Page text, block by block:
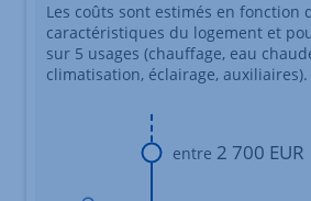
Les coûts sont estimés en fonction
caractéristiques du logement et
sur 5 usages (chauffage, eau
climatisation, éclairage, auxiliaires).
entre 2 700 EUR